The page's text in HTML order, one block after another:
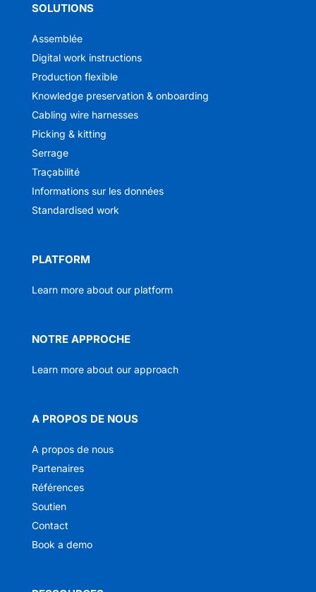
SOLUTIONS
Assemblée
Digital work instructions
Production flexible
Knowledge preservation & onboarding
Cabling wire harnesses
Picking & kitting
Serrage
Traçabilité
Informations sur les données
Standardised work
PLATFORM
Learn more about our platform
NOTRE APPROCHE
Learn more about our approach
A PROPOS DE NOUS
A propos de nous
Partenaires
Références
Soutien
Contact
Book a demo